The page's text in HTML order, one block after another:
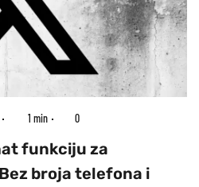
1 min 0
funkciju za
broja telefona i